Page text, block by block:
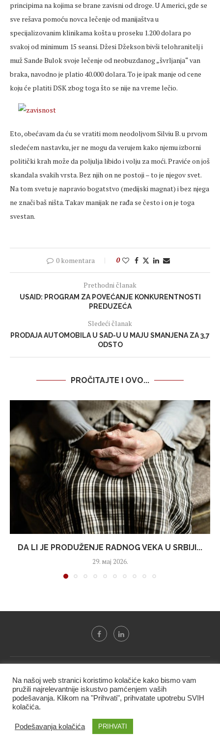
principima na kojima se brane zavisni od droge. U Americi, gde se
sve rešava pomoću novca lečenje od manijaštva u
specijalizovanim klinikama košta u proseku 1.200 dolara po
svakoj od minimum 15 seansi. Džesi Džekson bivši telohranitelj i
muž Sande Bulok svoje lečenje od neobuzdanog „švrljanja“ van
braka, navodno je platio 40.000 dolara. To je ipak manje od cene
koju će platiti DSK zbog toga što se nije na vreme lečio.
Eto, obećavam da ću se vratiti mom neodoljvom Silviu B. u prvom
sledećem nastavku, jer ne mogu da verujem kako njemu izborni
politički krah može da poljulja libido i volju za moći. Praviće on još
skandala svakih vrsta. Bez njih on ne postoji – to je njegov svet.
Na tom svetu je napravio bogatstvo (medijski magnat) i bez njega
ne znači baš ništa. Takav manijak ne rađa se često i on je toga
svestan.
0 komentara 0
Prethodni članak
USAID: PROGRAM ZA POVEĆANJE KONKURENTNOSTI
PREDUZEĆA
Sledeći članak
PRODAJA AUTOMOBILA U SAD-U U MAJU SMANJENA ZA 3,7
ODSTO
PROČITAJTE I OVO...
DA LI JE PRODUŽENJE RADNOG VEKA U SRBIJI...
29. мај 2026.
BIF PRESS doo" i ne smeju se presnositi niti koristiti, delimično
ni u celosti, bez izričite dozvole kompanije.
Na našoj web stranici koristimo kolačiće kako bismo vam
pružili najrelevantnije iskustvo pamćenjem vaših
podešavanja. Klikom na "Prihvati", prihvatate upotrebu SVIH
kolačića.
Podešavanja kolačića PRIHVATI